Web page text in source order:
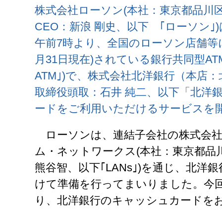
株式会社ローソン(本社：東京都品川
CEO：新浪 剛史、以下 ｢ローソン｣)
午前7時より、全国のローソン店舗等
月31日現在)されている銀行共同型
ATM｣)で、株式会社北洋銀行（本店
取締役頭取：石井 純二、以下「北洋
ードをご利用いただけるサービスを
ローソンは、連結子会社の株式会
ム・ネットワークス(本社：東京都品
熊谷智、以下｢LANs｣)を通じ、北洋
けて準備を行ってまいりました。今
り、北洋銀行のキャッシュカードを